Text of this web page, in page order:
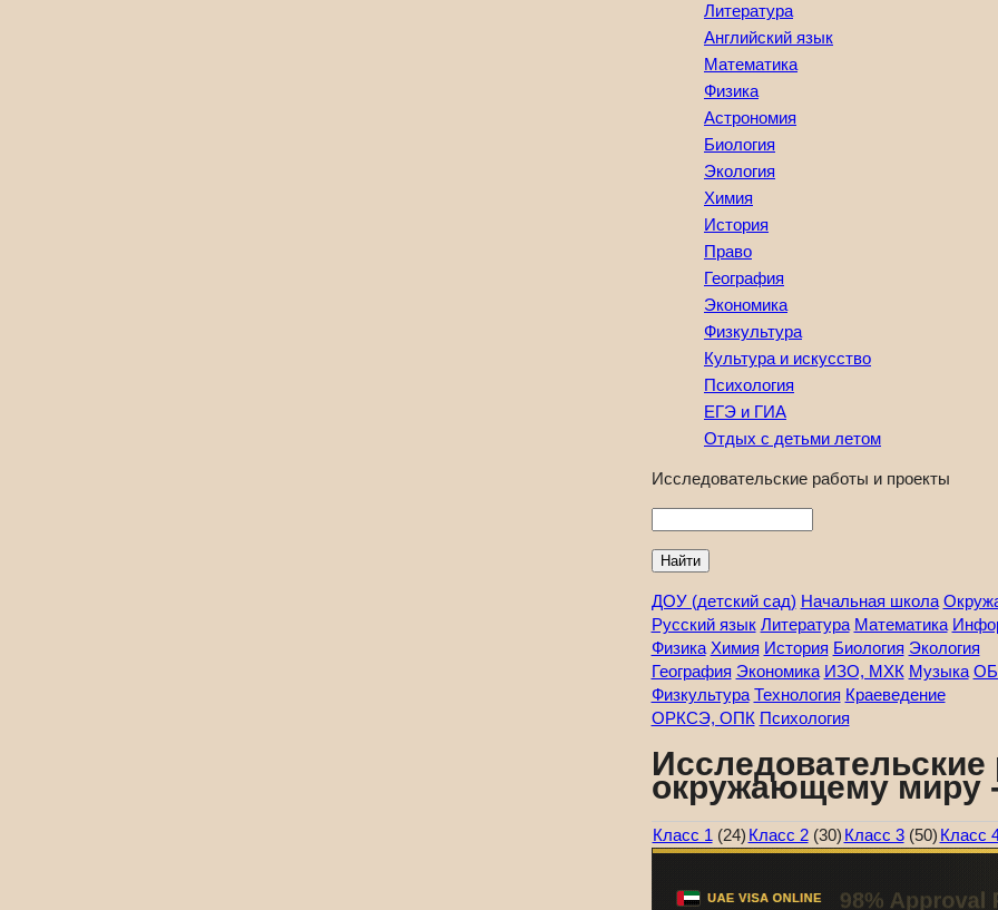
Литература
Английский язык
Математика
Физика
Астрономия
Биология
Экология
Химия
История
Право
География
Экономика
Физкультура
Культура и искусство
Психология
ЕГЭ и ГИА
Отдых с детьми летом
Исследовательские работы и проекты
ДОУ (детский сад) Начальная школа
Русский язык Литература Математика
Физика Химия История Биология Экология
География Экономика ИЗО, МХК Музыка
Физкультура Технология Краеведение
ОРКСЭ, ОПК Психология
окружающему миру
Класс 1 (24) Класс 2(30) Класс 3(50) Класс